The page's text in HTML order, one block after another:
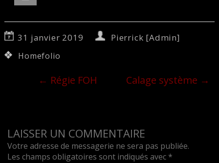
31 janvier 2019 Pierrick [Admin]
Homefolio
← Régie FOH Calage système →
LAISSER UN COMMENTAIRE
Votre adresse de messagerie ne sera pas publiée.
Les champs obligatoires sont indiqués avec *